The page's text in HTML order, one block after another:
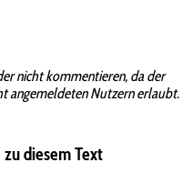
nicht kommentieren, da der
angemeldeten Nutzern erlaubt.
diesem Text